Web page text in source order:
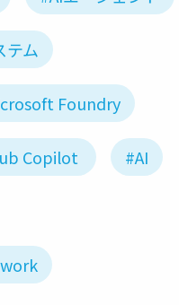
テム
Foundry
Copilot #AI